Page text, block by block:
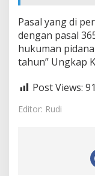
Pasal yang di
dengan pasal
hukuman
tahun” Ungkap
Post Views: 91
Editor: Rudi